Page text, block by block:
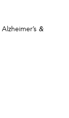
Alzheimer’s &